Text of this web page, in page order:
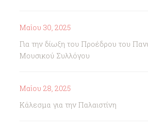
Μαΐου 30, 2025
Για την δίωξη του Προέδρου του
Μουσικού Συλλόγου
Μαΐου 28, 2025
Κάλεσμα για την Παλαιστίνη